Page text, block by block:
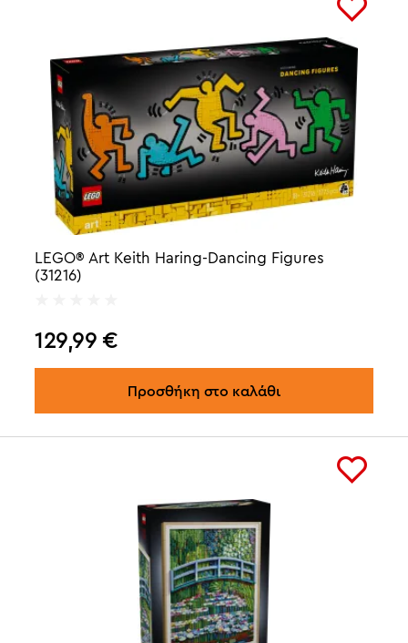
LEGO® Art Keith Haring-Dancing Figures
(31216)
129,99 €
Προσθήκη στο καλάθι